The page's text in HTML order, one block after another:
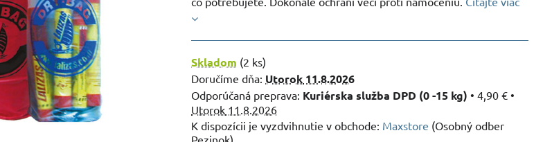
Skladom (2 ks)
Doručíme dňa: Utorok 11.8.2026
Kuriérska služba DPD (0 -15 kg) •4,90 € •
Utorok 11.8.2026
Maxstore (Osobný odber
Pezinok)